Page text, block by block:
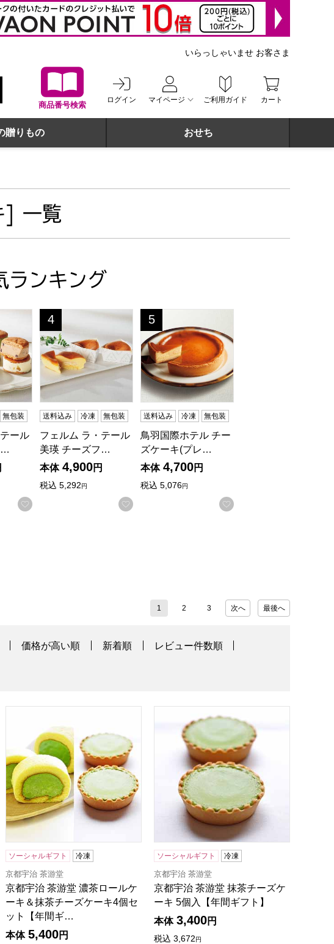
商品番号検索
ログイン マイページ ご利用ガイド カート
いらっしゃいませ お客さま
贈りもの おせち
] 一覧
ランキング
贈りもの・お中元】
パイ 2個入り【＠FROZEN】
する
テール美瑛 バターチーズサンドアソート6個入【夏の贈りもの・お中元】
無包装
ール
…
お気に入りに登録する
フェルム ラ・テール美瑛 チーズフォンデュケーキ10個入【夏の
4
位
送料込み 冷凍 無包装
フェルム ラ・テール
美瑛 チーズフ…
本体 4,900円
税込 5,292円
お気に入りに登録する
鳥羽国際ホテル チーズケーキ(プレーン)【
5
位
送料込み 冷凍 無包装
鳥羽国際ホテル チー
ズケーキ(プレ…
本体 4,700円
税込 5,076円
お気に入りに登録する
1 2 3 次へ 最後へ
価格が高い順 新着順
レビュー件数順
キ＆京・宇治どら焼き3個セット【年間ギフト】
ソーシャルギフト 冷凍
京都宇治 茶游堂
京都宇治 茶游堂 濃茶ロールケ
ーキ＆抹茶チーズケーキ4個セ
ット【年間ギ…
本体 5,400円
ソーシャルギフト 冷凍
京都宇治 茶游堂
京都宇治 茶游堂 抹茶チーズケ
ーキ 5個入【年間ギフト】
本体 3,400円
税込 3,672円